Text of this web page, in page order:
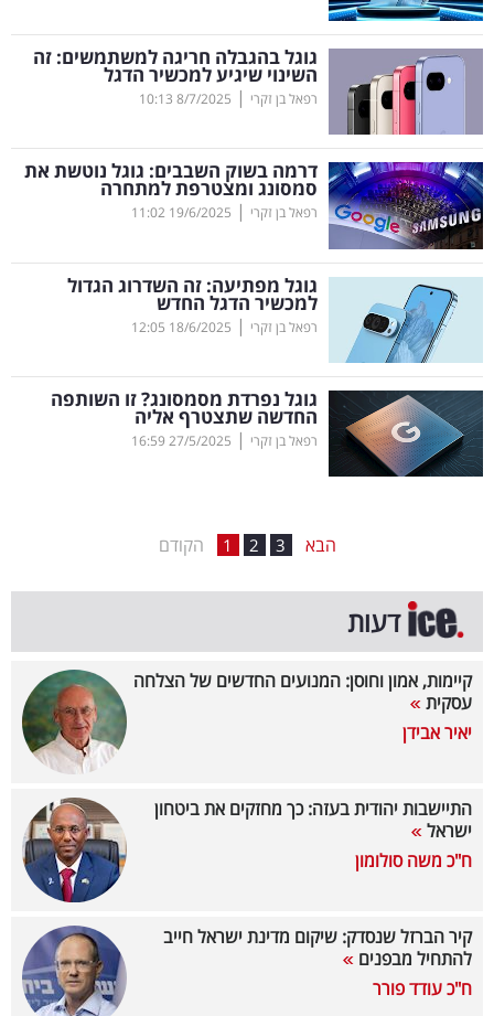
ספורט
קריירה
ולימודים
מינויים
רייטינג
רכב
בריאות
תרבות
ופנאי
תיירות
המילון
הכלכלי
פודקאסט
40
גוגל בהגבלה חריגה למשתמשים: זה
השינוי שיגיע למכשיר הדגל
רפאל בן זקרי |
8/7/2025
10:13
דרמה בשוק השבבים: גוגל נוטשת את
סמסונג ומצטרפת למתחרה
רפאל בן זקרי |
19/6/2025
11:02
גוגל מפתיעה: זה השדרוג הגדול
למכשיר הדגל החדש
רפאל בן זקרי |
18/6/2025
12:05
גוגל נפרדת מסמסונג? זו השותפה
החדשה שתצטרף אליה
רפאל בן זקרי |
27/5/2025
16:59
הקודם 1 2 3 הבא
דעות
קיימות, אמון וחוסן: המנועים החדשים של הצלחה
עסקית
יאיר אבידן
התיישבות יהודית בעזה: כך מחזקים את ביטחון
ישראל
ח"כ משה סולומון
קיר הברזל שנסדק: שיקום מדינת ישראל חייב
להתחיל מבפנים
ח"כ עודד פורר